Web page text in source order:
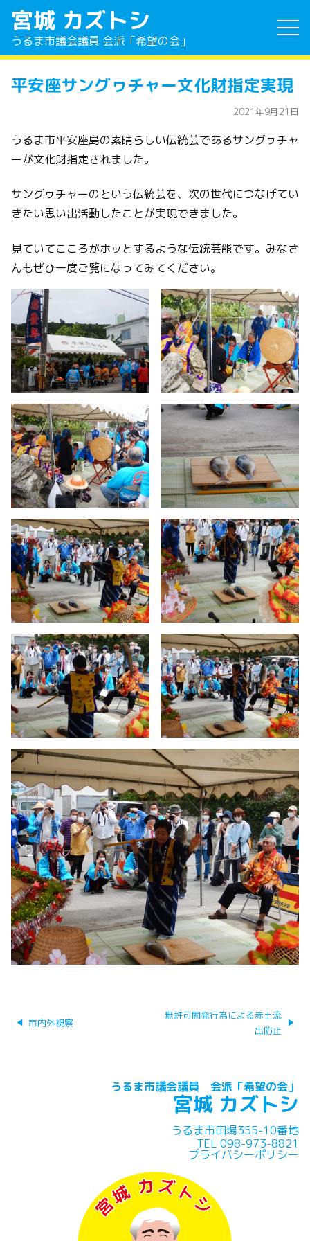
宮城 カズトシ
うるま市議会議員 会派「希望の会」
平安座サングヮチャー文化財指定実現
2021年9月21日
うるま市平安座島の素晴らしい伝統芸であるサングヮチャ
ーが文化財指定されました。
サングヮチャーのという伝統芸を、次の世代につなげてい
きたい思い出活動したことが実現できました。
見ていてこころがホッとするような伝統芸能です。みなさ
んもぜひ一度ご覧になってみてください。
投
稿市内外視察
無許可開発行為による赤土流
出防止
うるま市議会議員 会派「希望の会」
宮城 カズトシ
うるま市田場355-10番地
TEL 098-973-8821
プライバシーポリシー